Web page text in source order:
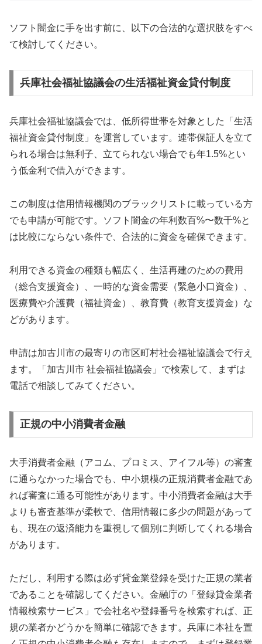
ソフト闇金に手を出す前に、以下の合法的な選択肢をすべ
て検討してください。
兵庫社会福祉協議会の生活福祉資金貸付制度
兵庫社会福祉協議会では、低所得世帯を対象とした「生活
福祉資金貸付制度」を運営しています。連帯保証人を立て
られる場合は無利子、立てられない場合でも年1.5%とい
う低金利で借入ができます。
この制度は信用情報機関のブラックリストに載っている方
でも申請が可能です。ソフト闇金の年利数百%〜数千%と
は比較にならない条件で、合法的に資金を確保できます。
利用できる資金の種類も幅広く、生活再建のための費用
（総合支援資金）、一時的な資金需要（緊急小口資金）、
医療費や介護費（福祉資金）、教育費（教育支援資金）な
どがあります。
申請は加古川市の最寄りの市区町村社会福祉協議会で行え
ます。「加古川市 社会福祉協議会」で検索して、まずは
電話で相談してみてください。
正規の中小消費者金融
大手消費者金融（アコム、プロミス、アイフル等）の審査
に通らなかった場合でも、中小規模の正規消費者金融であ
れば審査に通る可能性があります。中小消費者金融は大手
よりも審査基準が柔軟で、信用情報に多少の問題があって
も、現在の返済能力を重視して個別に判断してくれる場合
があります。
ただし、利用する際は必ず貸金業登録を受けた正規の業者
であることを確認してください。金融庁の「登録貸金業者
情報検索サービス」で会社名や登録番号を検索すれば、正
規の業者かどうかを簡単に確認できます。兵庫に本社を置